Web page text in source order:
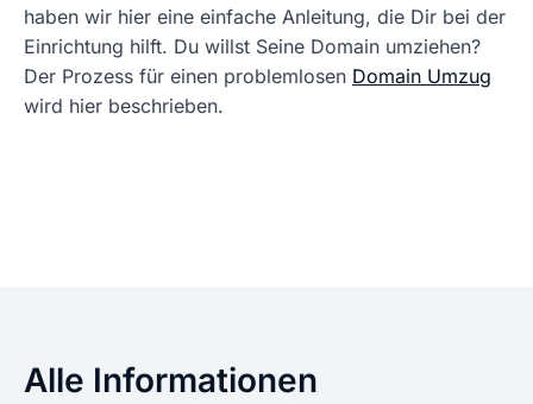
haben wir hier eine einfache Anleitung, die Dir bei der
Einrichtung hilft. Du willst Seine Domain umziehen?
Der Prozess für einen problemlosen Domain Umzug
wird hier beschrieben.
Alle Informationen